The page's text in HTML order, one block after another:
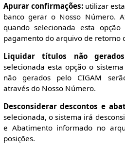
Apurar confirmações:utilizar
banco gerar o Nosso Número.
quando selecionada esta
pagamento do arquivo de retorno
Liquidar títulos não
selecionada esta opção o
não gerados pelo CIGAM
através do Nosso Número.
Desconsiderar descontos e
selecionada, o sistema irá
e Abatimento informado no
posições.